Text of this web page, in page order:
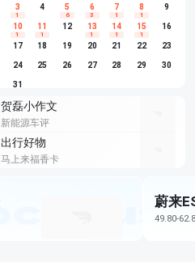
尊界V680 上市
享界G9 预售
别克至境L7 预售
埃安
长城H10
深蓝S05
3
1
4 5
6
6
3
7
1
8
1
9
10
1
11
1
12 13
1
14
1
15
1
16
17 18 19 20 21 22 23
24 25 26 27 28 29 30
31
贺磊小作文
新能源车评
出行好物
马上来福香卡
蔚来
49.80-